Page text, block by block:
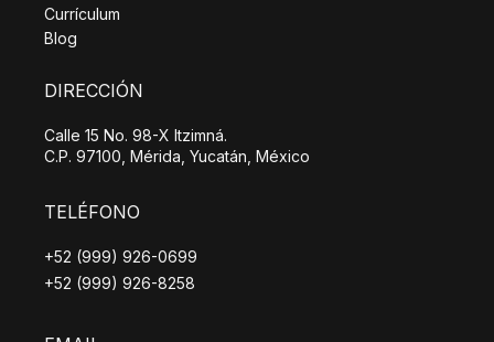
Currículum
Blog
DIRECCIÓN
Calle 15 No. 98-X Itzimná.
C.P. 97100, Mérida, Yucatán, México
TELÉFONO
+52 (999) 926-0699
+52 (999) 926-8258